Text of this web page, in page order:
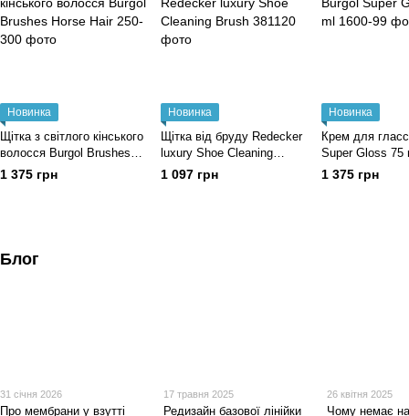
Новинка
Щітка з світлого кінського
волосся Burgol Brushes
Horse Hair
1 375 грн
Новинка
Щітка від бруду Redecker
luxury Shoe Cleaning
Brush
1 097 грн
Новинка
Крем для
Super Gloss 75
1 375 грн
Блог
31 січня 2026
Про мембрани у взутті
17 травня 2025
Редизайн базової лінійки
26 квітня 2025
Чому немає